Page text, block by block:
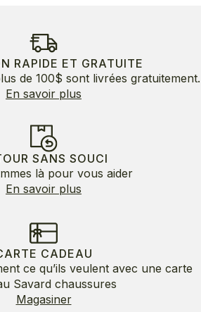
RAPIDE ET GRATUITE
de 100$ sont livrées gratuitement.
En savoir plus
SANS SOUCI
là pour vous aider
En savoir plus
CADEAU
ce qu’ils veulent avec une carte
Savard chaussures
Magasiner